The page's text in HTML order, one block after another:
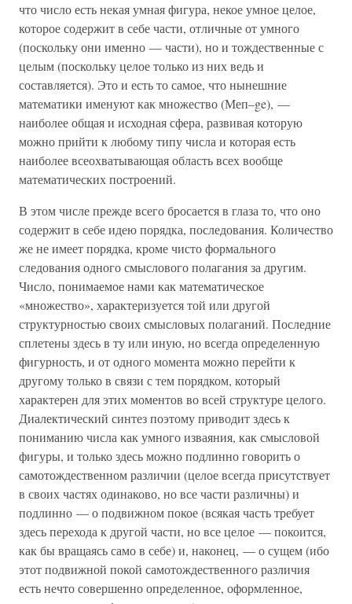
что число есть некая умная фигура, некое умное целое,
которое содержит в себе части, отличные от умного
(поскольку они именно — части), но и тождественные с
целым (поскольку целое только из них ведь и
составляется). Это и есть то самое, что нынешние
математики именуют как множество (Меп–ge), —
наиболее общая и исходная сфера, развивая которую
можно прийти к любому типу числа и которая есть
наиболее всеохватывающая область всех вообще
математических построений.
В этом числе прежде всего бросается в глаза то, что оно
содержит в себе идею порядка, последования. Количество
же не имеет порядка, кроме чисто формального
следования одного смыслового полагания за другим.
Число, понимаемое нами как математическое
«множество», характеризуется той или другой
структурностью своих смысловых полаганий. Последние
сплетены здесь в ту или иную, но всегда определенную
фигурность, и от одного момента можно перейти к
другому только в связи с тем порядком, который
характерен для этих моментов во всей структуре целого.
Диалектический синтез поэтому приводит здесь к
пониманию числа как умного изваяния, как смысловой
фигуры, и только здесь можно подлинно говорить о
самотождественном различии (целое всегда присутствует
в своих частях одинаково, но все части различны) и
подлинно — о подвижном покое (всякая часть требует
здесь перехода к другой части, но все целое — покоится,
как бы вращаясь само в себе) и, наконец, — о сущем (ибо
этот подвижной покой самотождественного различия
есть нечто совершенно определенное, оформленное,